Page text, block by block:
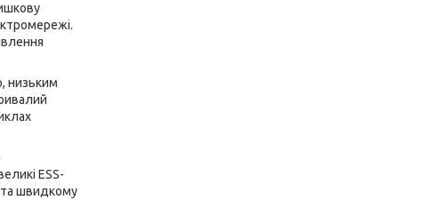
низьким
ESS-
та швидкому